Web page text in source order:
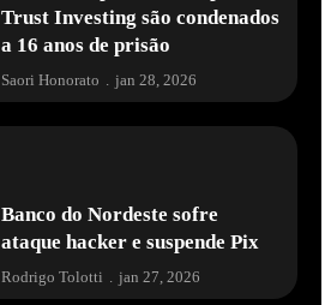
Trust Investing são condenados
a 16 anos de prisão
Saori Honorato jan 28, 2026
Banco do Nordeste sofre
ataque hacker e suspende Pix
Rodrigo Tolotti . jan 27, 2026